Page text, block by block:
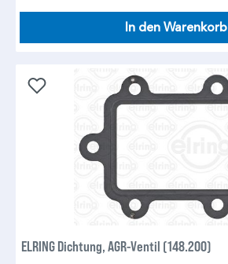
In den Warenkorb
ELRING Dichtung, AGR-Ventil (148.200)